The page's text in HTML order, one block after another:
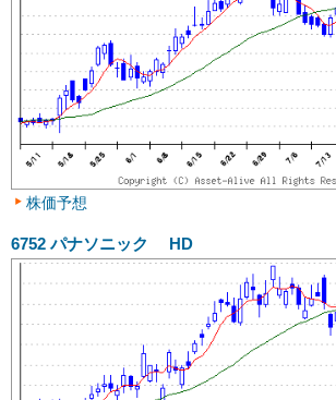
株価予想
6752 パナソニック HD